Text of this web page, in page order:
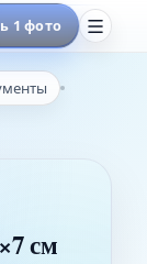
1 фото
см